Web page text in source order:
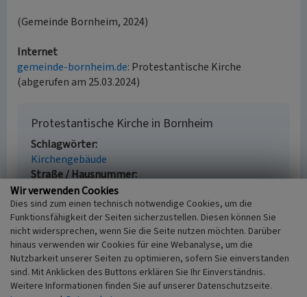
(Gemeinde Bornheim, 2024)
Internet
gemeinde-bornheim.de: Protestantische Kirche
(abgerufen am 25.03.2024)
Protestantische Kirche in Bornheim
Schlagwörter
Kirchengebäude
Straße / Hausnummer
Kirchstraße 2
Ort
76879 Bornheim / Rheinland-Pfalz
Fachsicht(en)
Landeskunde
Erfassungsmaßstab
i.d.R. 1:5.000 (größer als 1:20.000)
Wir verwenden Cookies
Dies sind zum einen technisch notwendige Cookies, um die
Funktionsfähigkeit der Seiten sicherzustellen. Diesen können Sie
nicht widersprechen, wenn Sie die Seite nutzen möchten. Darüber
hinaus verwenden wir Cookies für eine Webanalyse, um die
Nutzbarkeit unserer Seiten zu optimieren, sofern Sie einverstanden
sind. Mit Anklicken des Buttons erklären Sie Ihr Einverständnis.
Weitere Informationen finden Sie auf unserer Datenschutzseite.